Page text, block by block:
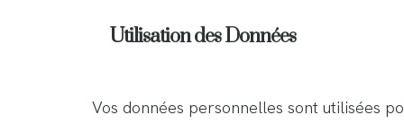
Utilisation des Données
Vos données personnelles sont utilisées